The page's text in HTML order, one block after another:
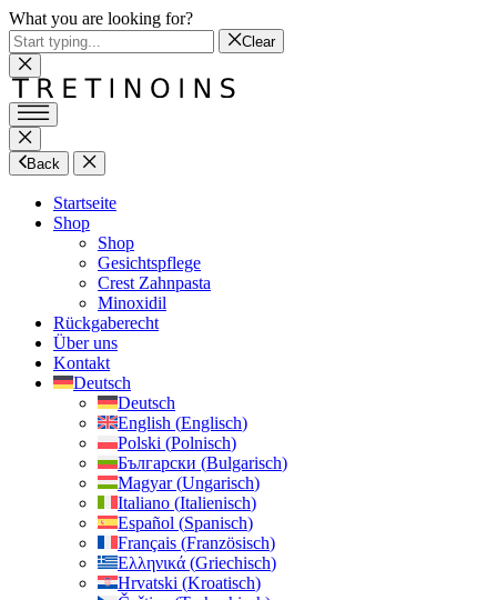
What you are looking for?
Clear
Back
Startseite
Shop
Shop
Gesichtspflege
Crest Zahnpasta
Minoxidil
Rückgaberecht
Über uns
Kontakt
Deutsch
Deutsch
English (Englisch)
Polski (Polnisch)
Български (Bulgarisch)
Magyar(Ungarisch)
Italiano (Italienisch)
Español (Spanisch)
Français (Französisch)
Ελληνικά (Griechisch)
Hrvatski (Kroatisch)